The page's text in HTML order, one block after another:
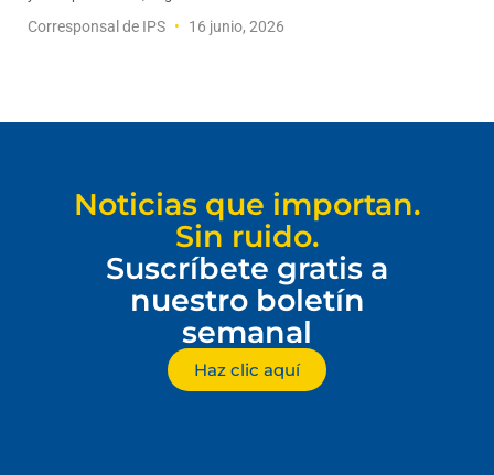
Corresponsal de IPS 16 junio, 2026
Noticias que importan.
Sin ruido.
Suscríbete gratis a
nuestro boletín
semanal
Haz clic aquí